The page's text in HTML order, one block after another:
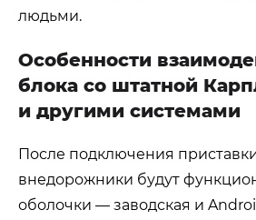
людьми.
Особенности
блока со штатной
и другими системами
После подключения
внедорожники будут
оболочки — заводская и